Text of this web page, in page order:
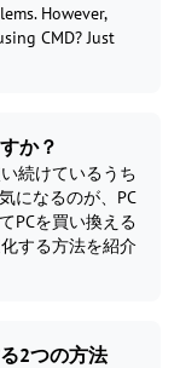
However,
CMD? Just
か？
続けているうち
になるのが、PC
PCを買い換える
する方法を紹介
2つの方法